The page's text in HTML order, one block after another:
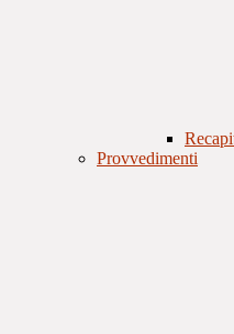
Provvedimenti